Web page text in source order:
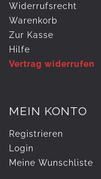
Widerrufs­recht
Warenkorb
Zur Kasse
Hilfe
Vertrag widerrufen
MEIN KONTO
Registrieren
Login
Meine Wunschliste